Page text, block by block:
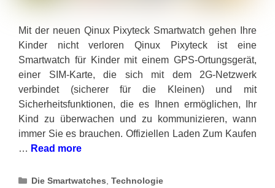
Mit der neuen Qinux Pixyteck Smartwatch gehen Ihre
Kinder nicht verloren Qinux Pixyteck ist eine
Smartwatch für Kinder mit einem GPS-Ortungsgerät,
einer SIM-Karte, die sich mit dem 2G-Netzwerk
verbindet (sicherer für die Kleinen) und mit
Sicherheitsfunktionen, die es Ihnen ermöglichen, Ihr
Kind zu überwachen und zu kommunizieren, wann
immer Sie es brauchen. Offiziellen Laden Zum Kaufen
… Read more
Categories
Die Smartwatches ,Technologie